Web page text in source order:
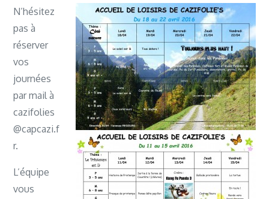
N’hésitez
pas à
réserver
vos
journées
par mail à
cazifolies
@capcazi.f
r.
L’équipe
vous